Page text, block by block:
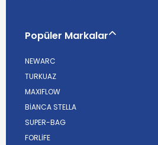
Popüler Markalar
NEWARC
TURKUAZ
MAXIFLOW
BİANCA STELLA
SUPER-BAG
FORLİFE